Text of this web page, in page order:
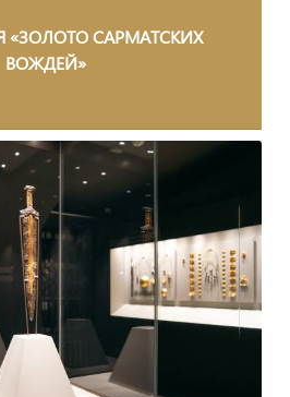
«ЗОЛОТО САРМАТСКИХ
ВОЖДЕЙ»